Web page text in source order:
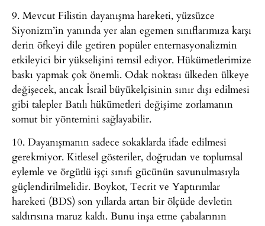
9. Mevcut Filistin dayanışma hareketi, yüzsüzce
Siyonizm’in yanında yer alan egemen sınıflarımıza karşı
derin öfkeyi dile getiren popüler enternasyonalizmin
etkileyici bir yükselişini temsil ediyor. Hükümetlerimize
baskı yapmak çok önemli. Odak noktası ülkeden ülkeye
değişecek, ancak İsrail büyükelçisinin sınır dışı edilmesi
gibi talepler Batılı hükümetleri değişime zorlamanın
somut bir yöntemini sağlayabilir.
10. Dayanışmanın sadece sokaklarda ifade edilmesi
gerekmiyor. Kitlesel gösteriler, doğrudan ve toplumsal
eylemle ve örgütlü işçi sınıfı gücünün savunulmasıyla
güçlendirilmelidir. Boykot, Tecrit ve Yaptırımlar
hareketi (BDS) son yıllarda artan bir ölçüde devletin
saldırısına maruz kaldı. Bunu inşa etme çabalarının